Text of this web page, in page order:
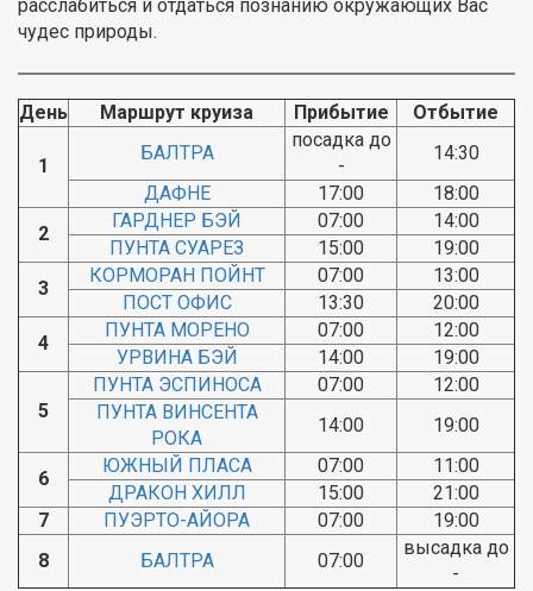
расслабиться и отдаться познанию окружающих Вас
чудес природы.
День Маршрут круиза Прибытие Отбытие
1
БАЛТРА
посадка до
-
14:30
ДАФНЕ
17:00
18:00
2
ГАРДНЕР БЭЙ 07:00
14:00
ПУНТА СУАРЕЗ
15:00
19:00
3
КОРМОРАН ПОЙНТ 07:00
13:00
ПОСТ ОФИС
13:30
20:00
4
ПУНТА МОРЕНО 07:00
12:00
УРВИНА БЭЙ
14:00 19:00
5
ПУНТА ЭСПИНОСА 07:00
12:00
ПУНТА ВИНСЕНТА
РОКА
14:00 19:00
6
ЮЖНЫЙ ПЛАСА 07:00
11:00
ДРАКОН ХИЛЛ
15:00
21:00
7
ПУЭРТО-АЙОРА 07:00
19:00
8
БАЛТРА 07:00
высадка до
-